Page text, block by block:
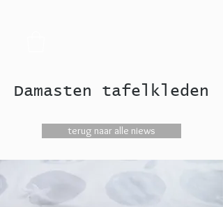
Damasten tafelkleden
terug naar alle niews